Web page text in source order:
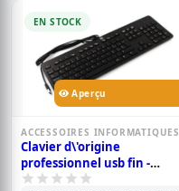
EN STOCK
Aperçu
ACCESSOIRES INFORMATIQUES
Clavier d\'origine
professionnel usb fin -
multimedia